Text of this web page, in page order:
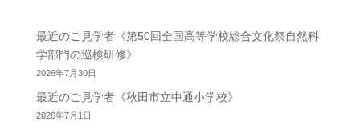
最近のご見学者《第50回全国高等学校総合文化祭自然科
学部門の巡検研修》
2026年7月30日
最近のご見学者《秋田市立中通小学校》
2026年7月1日